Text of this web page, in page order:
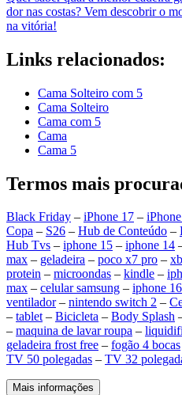
dor nas costas? Vem descobrir o
na vitória!
Links relacionados:
Cama Solteiro com 5
Cama Solteiro
Cama com 5
Cama
Cama 5
Termos mais
Black Friday – iPhone 17 –
Copa – S26 – Hub de Conteúdo –
Hub Tvs – iphone 15 – iphone 14
max – geladeira – poco x7 pro –
protein – microondas – kindle –
max – celular samsung – iphone
ventilador– nintendo switch 2 –
– tablet– Bicicleta – Body Splash
– maquina de lavar roupa –
geladeira frost free – fogão 4 bocas
TV 50 polegadas – TV 32
Mais informações